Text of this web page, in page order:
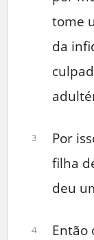
tome
da
3
Por
filha
deu
4
Então